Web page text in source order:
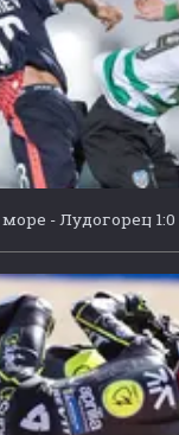
- Лудогорец 1:0